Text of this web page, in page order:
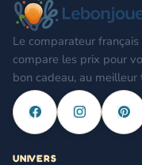
Le comparateur
compare les prix pour
bon cadeau, au meilleur
UNIVERS